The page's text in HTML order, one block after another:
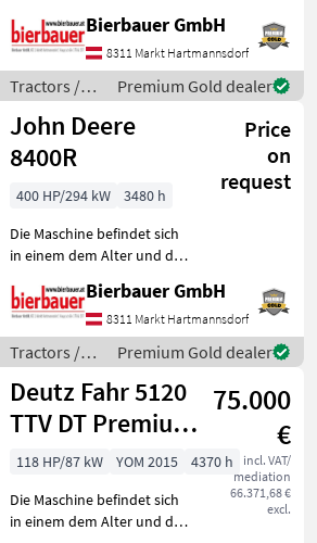
Classifieds
Zustand und kann nach
telefonischer Vereinbarung
gerne vor Ort besichtigt
und geprüft we
Bierbauer GmbH
8311 Markt Hartmannsdorf
Tractors /
Lindner
Premium Gold dealer
John Deere
8400R
Price
on
request
400 HP/294 kW
3480 h
Die Maschine befindet sich
in einem dem Alter und der
Zustand und kann nach
telefonischer Vereinbarung
gerne vor Ort besichtigt
und geprüft we
Bierbauer GmbH
8311 Markt Hartmannsdorf
Tractors /
John Deere
Premium Gold dealer
Deutz Fahr 5120
TTV DT Premium
Plus
75.000
€
incl. VAT/
mediation
66.371,68 €
excl.
118 HP/87 kW YOM 2015
4370 h
Die Maschine befindet sich
in einem dem Alter und der